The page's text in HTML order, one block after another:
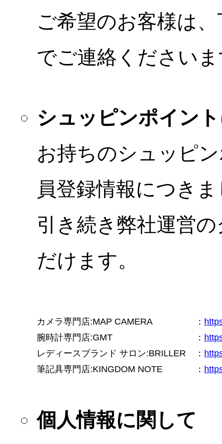
ご希望のお客様は
でご連絡ください
シュッピンポイン
お持ちのシュッピ
員登録情報につき
引き続き弊社運営
だけます。
カメラ専門店:MAP CAMERA ：
腕時計専門店:GMT
：
レディースブランド サロン:BRILLER
：
筆記具専門店:KINGDOM NOTE
：
個人情報に関して